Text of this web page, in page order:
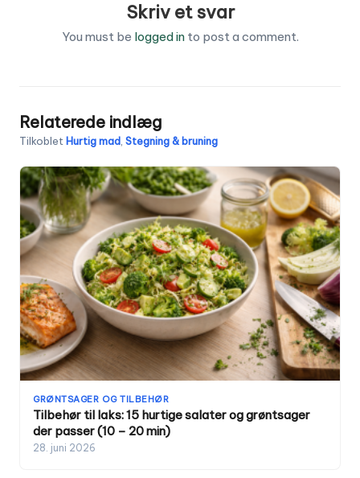
Skriv et svar
You must be logged into post a comment.
Relaterede indlæg
Tilkoblet Hurtig mad, Stegning & bruning
GRØNTSAGER OG TILBEHØR
Tilbehør til laks: 15 hurtige salater og grøntsager
der passer (10 – 20 min)
28. juni 2026